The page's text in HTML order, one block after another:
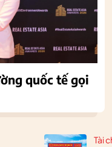
Tài
quốc tế gọi